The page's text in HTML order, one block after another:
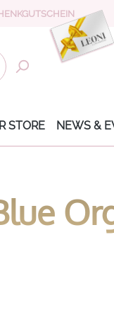
STORE NEWS &